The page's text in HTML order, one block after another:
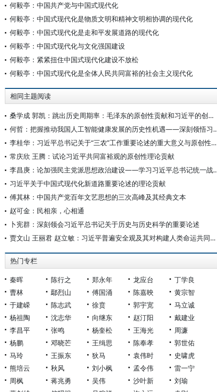
何毅亭：中国共产党与中国式现代化
何毅亭：中国式现代化是物质文明和精神文明相协调的现代化
何毅亭：中国式现代化是走和平发展道路的现代化
何毅亭：中国式现代化与文化强国建设
何毅亭：紧紧扭住中国式现代化建设不放松
何毅亭：中国式现代化是全体人民共同富裕的社会主义现代化
相同主题阅读
桑学成 郭凯：跳出历史周期率：毛泽东的原创性贡献和习近平的创新性发展
何哲：把握推动我国人工智能健康发展的
李桂华：习近平总书记关于“三农”工作重要论述的重大意义与原创性贡献
常庆欣 王腾：试论习近平共同富裕观的原创性理论贡献
李昌庚：论加强民主党派思想
习近平关于中国式现代化新道路重要论述的理论贡献
傅其林：中国共产党百年文艺思想的三次高峰及其经典文本
赵可金：民相亲，心相通
卜宪群：深刻领会习近平总书记关于历史与历史科学的重要论述
贾文山 王丽君 赵立敏：习近平普遍安全观及其对构建人类命运共同体的意义
热门专栏
秦晖 陈行之 郑永年 龙应台
丁学良
曹林
鄢烈山 傅国涌 陈嘉映
黄宗智
于建嵘
陈志武 徐贲 郭宇宽
马立诚
杨祖陶
沈志华 向继东 赵汀阳
戴建业
李昌平
张鸣 杨奎松 王海光
周濂
杨鹏
邓晓芒 王缉思 陈奉孝
郭世佑
马玲
王振东 狄马 袁伟时
史啸虎
熊培云
秋风 刘小枫 孟令伟
雷一宁
周枫
蒋兆勇 吴伟 沙叶新
刘瑜